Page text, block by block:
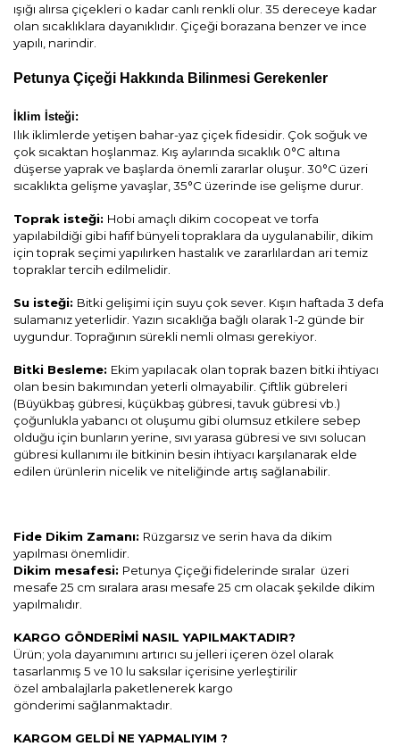
ışığı alırsa çiçekleri o kadar canlı renkli olur. 35 dereceye kadar
olan sıcaklıklara dayanıklıdır. Çiçeği borazana benzer ve ince
yapılı, narindir.
Petunya Çiçeği Hakkında Bilinmesi Gerekenler
İklim İsteği:
Ilık iklimlerde yetişen bahar-yaz çiçek fidesidir. Çok soğuk ve
çok sıcaktan hoşlanmaz. Kış aylarında sıcaklık 0°C altına
düşerse yaprak ve başlarda önemli zararlar oluşur. 30°C üzeri
sıcaklıkta gelişme yavaşlar, 35°C üzerinde ise gelişme durur.
Toprak isteği: Hobi amaçlı dikim cocopeat ve torfa
yapılabildiği gibi hafif bünyeli topraklara da uygulanabilir, dikim
için toprak seçimi yapılırken hastalık ve zararlılardan ari temiz
topraklar tercih edilmelidir.
Su isteği: Bitki gelişimi için suyu çok sever. Kışın haftada 3 defa
sulamanız yeterlidir. Yazın sıcaklığa bağlı olarak 1-2 günde bir
uygundur. Toprağının sürekli nemli olması gerekiyor.
Bitki Besleme: Ekim yapılacak olan toprak bazen bitki ihtiyacı
olan besin bakımından yeterli olmayabilir. Çiftlik gübreleri
(Büyükbaş gübresi, küçükbaş gübresi, tavuk gübresi vb.)
çoğunlukla yabancı ot oluşumu gibi olumsuz etkilere sebep
olduğu için bunların yerine, sıvı yarasa gübresi ve sıvı solucan
gübresi kullanımı ile bitkinin besin ihtiyacı karşılanarak elde
edilen ürünlerin nicelik ve niteliğinde artış sağlanabilir.
Fide Dikim Zamanı: Rüzgarsız ve serin hava da dikim
yapılması önemlidir.
Dikim mesafesi: Petunya Çiçeği fidelerinde sıralar üzeri
mesafe 25 cm sıralara arası mesafe 25 cm olacak şekilde dikim
yapılmalıdır.
KARGO GÖNDERİMİ NASIL YAPILMAKTADIR?
Ürün; yola dayanımını artırıcı su jelleri içeren özel olarak
tasarlanmış 5 ve 10 lu saksılar içerisine yerleştirilir
özel ambalajlarla paketlenerek kargo
gönderimi sağlanmaktadır.
KARGOM GELDİ NE YAPMALIYIM ?